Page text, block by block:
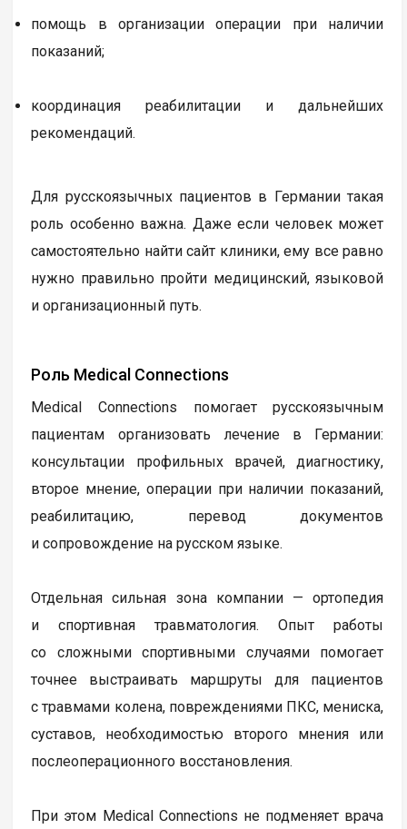
помощь в организации операции при наличии
показаний;
координация реабилитации и дальнейших
рекомендаций.
Для русскоязычных пациентов в Германии такая
роль особенно важна. Даже если человек может
самостоятельно найти сайт клиники, ему все равно
нужно правильно пройти медицинский, языковой
и организационный путь.
Роль Medical Connections
Medical Connections помогает русскоязычным
пациентам организовать лечение в Германии:
консультации профильных врачей, диагностику,
второе мнение, операции при наличии показаний,
реабилитацию, перевод документов
и сопровождение на русском языке.
Отдельная сильная зона компании — ортопедия
и спортивная травматология. Опыт работы
со сложными спортивными случаями помогает
точнее выстраивать маршруты для пациентов
с травмами колена, повреждениями ПКС, мениска,
суставов, необходимостью второго мнения или
послеоперационного восстановления.
При этом Medical Connections не подменяет врача